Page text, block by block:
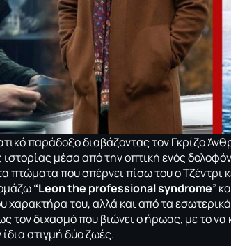
παράδοξο διαβάζοντας τον Γκρίζο
μέσα από την οπτική ενός
πτώματα που σπέρνει πίσω του ο Τζέντρι
“Leon the professional syndrome”
του, αλλά και από τα
διχασμό που βιώνει ο ήρωας, με το να
στιγμή δύο ζωές.